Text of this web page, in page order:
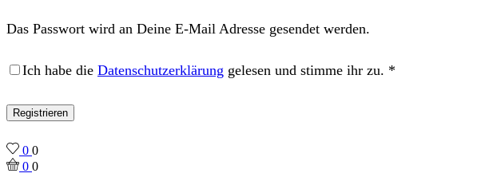
Das Passwort wird an Deine E-Mail Adresse gesendet werden.
Ich habe die Datenschutzerklärung gelesen und stimme ihr zu. *
Registrieren
0 0
0 0